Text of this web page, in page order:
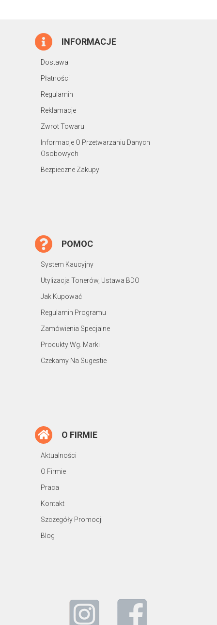
INFORMACJE
Dostawa
Płatności
Regulamin
Reklamacje
Zwrot Towaru
Informacje O Przetwarzaniu Danych
Osobowych
Bezpieczne Zakupy
POMOC
System Kaucyjny
Utylizacja Tonerów, Ustawa BDO
Jak Kupować
Regulamin Programu
Zamówienia Specjalne
Produkty Wg. Marki
Czekamy Na Sugestie
O FIRMIE
Aktualności
O Firmie
Praca
Kontakt
Szczegóły Promocji
Blog